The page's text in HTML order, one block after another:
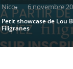
Nico 6 novembre
Petit showcase de Lou
Filigranes